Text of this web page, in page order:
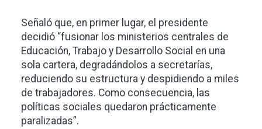
Señaló que, en primer lugar, el presidente
decidió “fusionar los ministerios centrales de
Educación, Trabajo y Desarrollo Social en una
sola cartera, degradándolos a secretarías,
reduciendo su estructura y despidiendo a miles
de trabajadores. Como consecuencia, las
políticas sociales quedaron prácticamente
paralizadas”.